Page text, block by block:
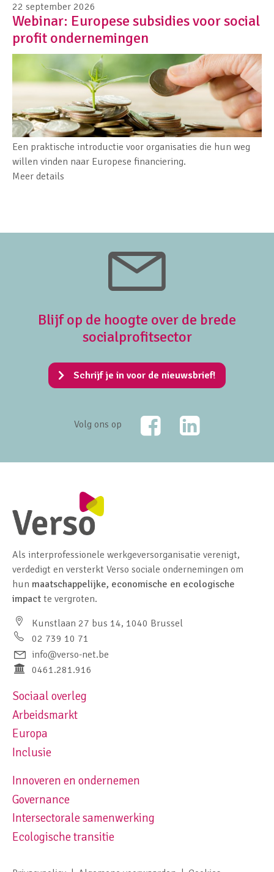
22 september 2026
Webinar: Europese subsidies voor social
profit ondernemingen
Een praktische introductie voor organisaties die hun weg
willen vinden naar Europese financiering.
Meer details
Blijf op de hoogte over de brede
socialprofitsector
Schrijf je in voor de nieuwsbrief!
Volg ons op
FacebookLinkedIn
Als interprofessionele werkgeversorganisatie verenigt,
verdedigt en versterkt Verso sociale ondernemingen om
hun maatschappelijke, economische en ecologische
impact te vergroten.
Kunstlaan 27 bus 14, 1040 Brussel
02 739 10 71
info@verso-net.be
0461.281.916
Footer navigation left
Sociaal overleg
Arbeidsmarkt
Europa
Inclusie
Footer navigation right
Innoveren en ondernemen
Governance
Intersectorale samenwerking
Ecologische transitie